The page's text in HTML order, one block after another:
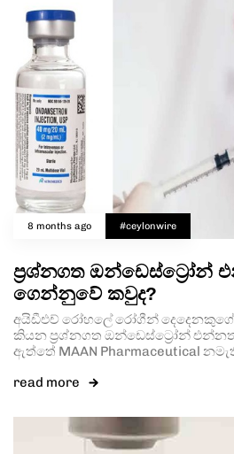
8 months ago #ceylonwire
ප්‍රශ්නගත ඔන්ඩෙස්ට්‍රෝන්
ගෙන්නුවේ කවුද?
අයිඩීඑච් රෝහලේ රෝගීන්
කියන ප්‍රශ්නගත ඔන්ඩෙස්ට්‍රෝන්
ඇත්තේ MAAN Pharmaceutical
read more